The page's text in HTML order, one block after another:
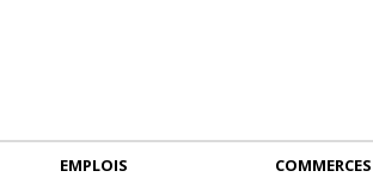
EMPLOIS COMMERCES